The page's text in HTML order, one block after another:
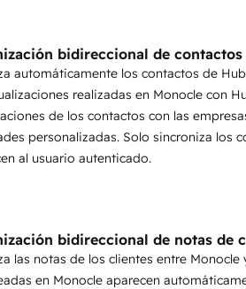
para la incorporación, las QBR y los
con el mismo equipo. Monocle
bidireccional de contactos
automáticamente los contactos de
realizadas en Monocle con
de los contactos con las
personalizadas. Solo sincroniza los
al usuario autenticado.
bidireccional de notas de
las notas de los clientes entre Monocle
en Monocle aparecen